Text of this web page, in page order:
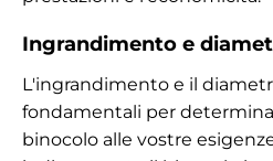
Ingrandimento e
L'ingrandimento e il
fondamentali per
binocolo alle vostre